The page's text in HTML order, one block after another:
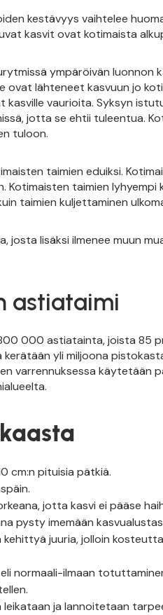
kestävyys vaihtelee
kasvit ovat kotimaista
ympäröivän luonnon
lähteneet kasvuun jo
vaurioita. Syksyn
jotta se ehtii tuleentua.
tuloon.
taimien eduiksi.
taimien lyhyempi
taimien kuljettaminen
lisäksi ilmenee muun
astiataimi
000 astiatainta, joista 85
yli miljoona
varrennuksessa käytetään
cm:n pituisia pätkiä.
jotta kasvi ei pääse
pysty imemään
juuria, jolloin
normaali-ilmaan
ja lannoitetaan